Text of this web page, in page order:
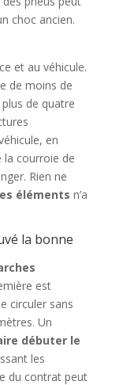
choc ancien.
et au véhicule.
de moins de
de quatre
en
la courroie de
Rien ne
éléments n’a
la bonne
est
circuler sans
Un
débuter le
les
du contrat peut